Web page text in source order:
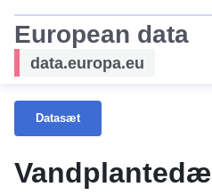
European data
data.europa.eu
Datasæt